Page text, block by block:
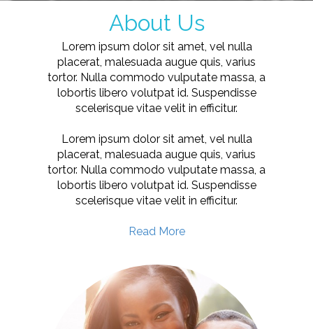
About Us
Lorem ipsum dolor sit amet, vel nulla
placerat, malesuada augue quis, varius
tortor. Nulla commodo vulputate massa, a
lobortis libero volutpat id. Suspendisse
scelerisque vitae velit in efficitur.
Lorem ipsum dolor sit amet, vel nulla
placerat, malesuada augue quis, varius
tortor. Nulla commodo vulputate massa, a
lobortis libero volutpat id. Suspendisse
scelerisque vitae velit in efficitur.
Read More